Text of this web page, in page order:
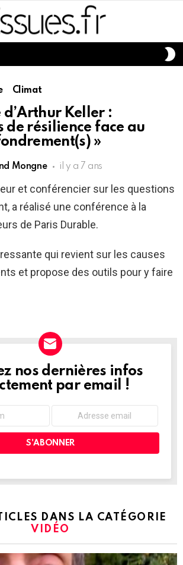
Climat
d’Arthur Keller :
de résilience face au
»
Mongne il y a 7 ans
et conférencier sur les questions
a réalisé une conférence à la
de Paris Durable.
qui revient sur les causes
et propose des outils pour y faire
nos dernières infos
par email !
DANS LA CATÉGORIE
VIDÉO